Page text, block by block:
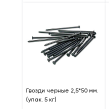
Гвозди черные 2,5*50 мм.
(упак. 5 кг)